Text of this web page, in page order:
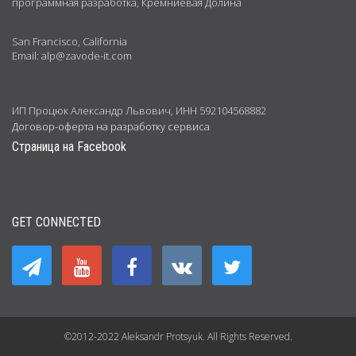
San Francisco, California
Email: alp@zavode-it.com
ИП Процюк Александр Львович, ИНН 592104568882
Договор-оферта на разработку сервиса
Страница на Facebook
GET CONNECTED
©2012-2022 Aleksandr Protsyuk. All Rights Reserved.